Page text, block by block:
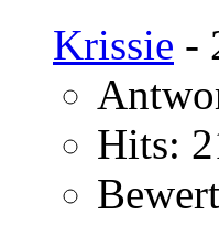
Krissie -
Hits: